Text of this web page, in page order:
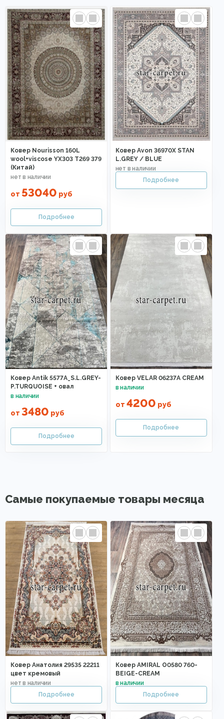
Ковер Nourisson 160L
wool+viscose YX303 T269 379
(Китай)
от 53040 руб
Ковер Avon 36970X STAN
L.GREY / BLUE
Ковер Antik 5577A_S.L.GREY-
P.TURQUOISE + овал
от 3480 руб
Ковер VELAR 06237A CREAM
от 4200 руб
Самые покупаемые товары месяца
Ковер Анатолия 29535 22211
цвет кремовый
Ковер AMIRAL O0580 760-
BEIGE-CREAM